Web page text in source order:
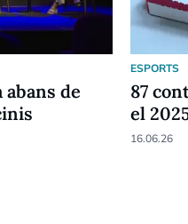
abans de
ESPORTS
87
el
16.06.26